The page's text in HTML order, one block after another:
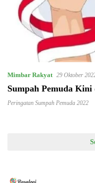
Mimbar Rakyat 29 Oktober
Sumpah Pemuda
Peringatan Sumpah Pemuda 2022